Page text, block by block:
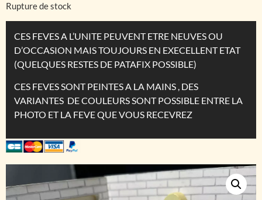
Rupture de stock
CES FEVES A L’UNITE PEUVENT ETRE NEUVES OU
D’OCCASION MAIS TOUJOURS EN EXECELLENT ETAT
(QUELQUES RESTES DE PATAFIX POSSIBLE)
CES FEVES SONT PEINTES A LA MAINS , DES
VARIANTES DE COULEURS SONT POSSIBLE ENTRE LA
PHOTO ET LA FEVE QUE VOUS RECEVREZ